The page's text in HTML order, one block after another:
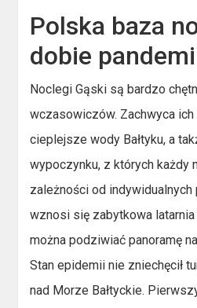
Polska baza
dobie
Noclegi Gąski są bardzo
wczasowiczów. Zachwyca ich
cieplejsze wody Bałtyku, a
wypoczynku, z których każdy
zależności od indywidualnych
wznosi się zabytkowa
można podziwiać panoramę
Stan epidemii nie zniechęcił
nad Morze Bałtyckie.